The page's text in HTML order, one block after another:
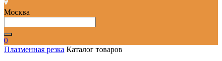
Москва
0
Плазменная резка Каталог товаров